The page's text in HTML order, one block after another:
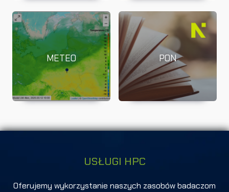
METEO PON
USŁUGI HPC
Oferujemy wykorzystanie naszych zasobów badaczom